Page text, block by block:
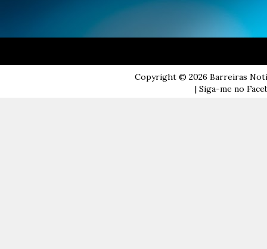
Copyright © 2026 Barreiras
| Siga-me no